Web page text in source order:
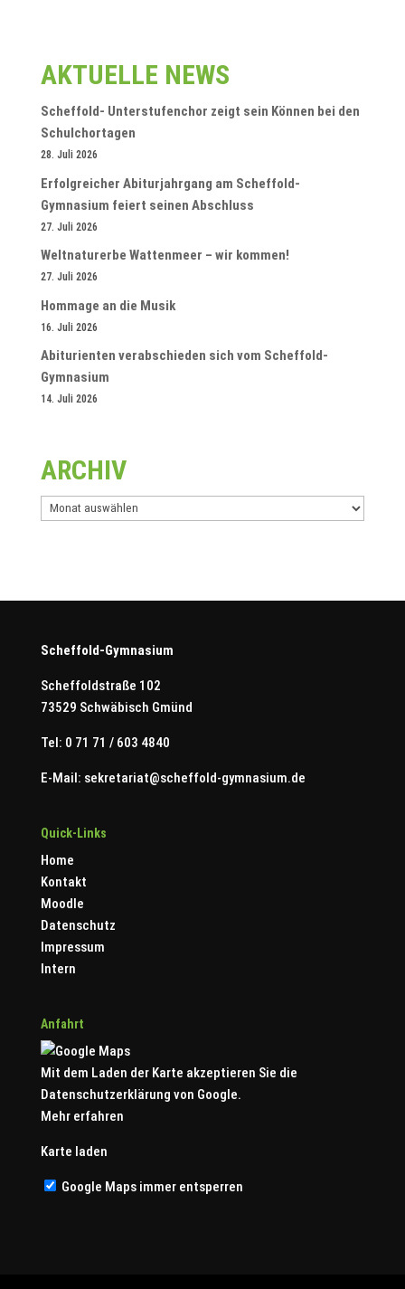
AKTUELLE NEWS
Scheffold- Unterstufenchor zeigt sein Können bei den
Schulchortagen
28. Juli 2026
Erfolgreicher Abiturjahrgang am Scheffold-
Gymnasium feiert seinen Abschluss
27. Juli 2026
Weltnaturerbe Wattenmeer – wir kommen!
27. Juli 2026
Hommage an die Musik
16. Juli 2026
Abiturienten verabschieden sich vom Scheffold-
Gymnasium
14. Juli 2026
ARCHIV
Archiv
Scheffold-Gymnasium
Scheffoldstraße 102
73529 Schwäbisch Gmünd
Tel: 0 71 71 / 603 4840
E-Mail: sekretariat@scheffold-gymnasium.de
Quick-Links
Home
Kontakt
Moodle
Datenschutz
Impressum
Intern
Anfahrt
Mit dem Laden der Karte akzeptieren Sie die
Datenschutzerklärung von Google.
Mehr erfahren
Karte laden
Google Maps immer entsperren